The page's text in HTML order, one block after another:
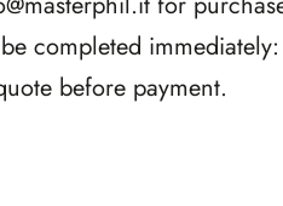
completed
before payment.